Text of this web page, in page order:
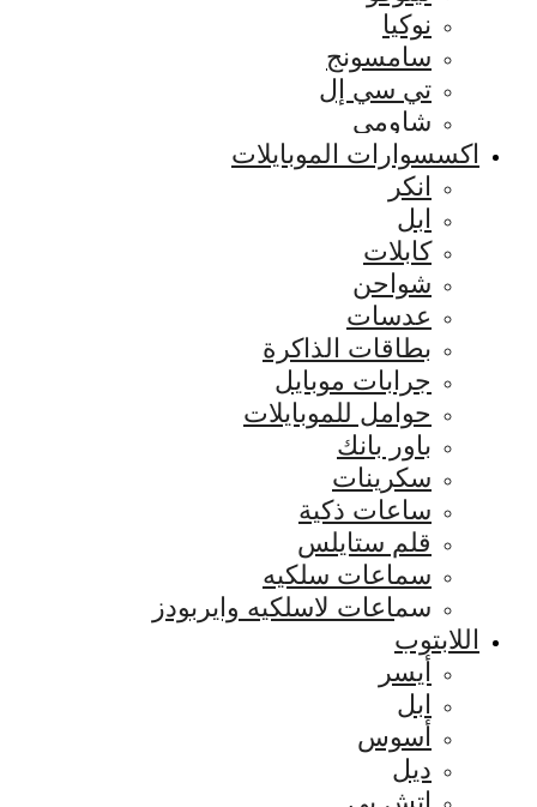
نوكيا
سامسونج
تي سي إل
شاومي
اكسسوارات الموبايلات
انكر
ابل
كابلات
شواحن
عدسات
بطاقات الذاكرة
جرابات موبايل
حوامل للموبايلات
باور بانك
سكرينات
ساعات ذكية
قلم ستايلس
سماعات سلكيه
سماعات لاسلكيه وايربودز
اللابتوب
أيسر
ابل
أسوس
ديل